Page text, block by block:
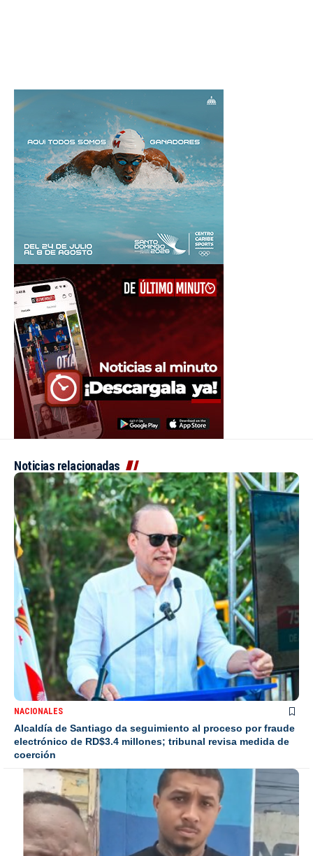
Noticias relacionadas
NACIONALES
Alcaldía de Santiago da seguimiento al proceso por fraude
electrónico de RD$3.4 millones; tribunal revisa medida de
coerción